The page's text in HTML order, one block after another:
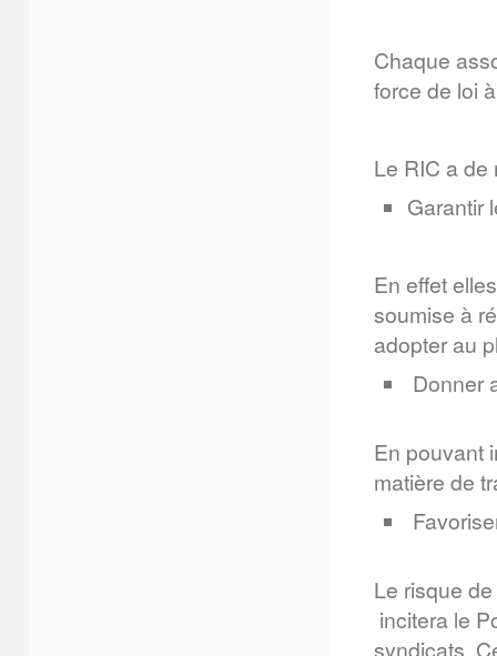
Chaque
force de loi
Le RIC a
Garantir
En effet
soumise à
adopter au
Donner
En pouvant
matière de
Le risque
incitera le